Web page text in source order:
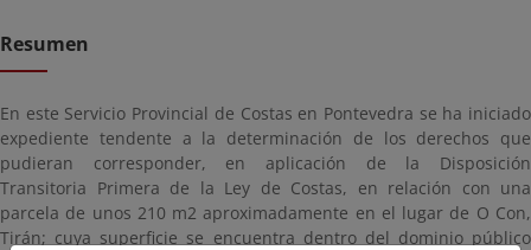
Resumen
En este Servicio Provincial de Costas en Pontevedra se ha iniciado
expediente tendente a la determinación de los derechos que
pudieran corresponder, en aplicación de la Disposición
Transitoria Primera de la Ley de Costas, en relación con una
parcela de unos 210 m2 aproximadamente en el lugar de O Con,
Tirán; cuya superficie se encuentra dentro del dominio público